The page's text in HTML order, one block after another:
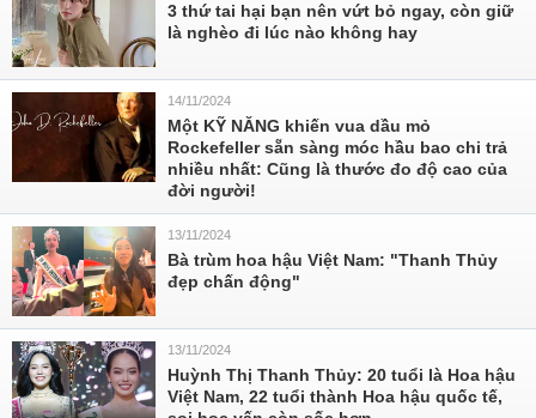
3 thứ tai hại bạn nên vứt bỏ ngay, còn giữ
là nghèo đi lúc nào không hay
14/11/2024
Một KỸ NĂNG khiến vua dầu mỏ
Rockefeller sẵn sàng móc hầu bao chi trả
nhiều nhất: Cũng là thước đo độ cao của
đời người!
13/11/2024
Bà trùm hoa hậu Việt Nam: "Thanh Thủy
đẹp chấn động"
13/11/2024
Huỳnh Thị Thanh Thủy: 20 tuổi là Hoa hậu
Việt Nam, 22 tuổi thành Hoa hậu quốc tế,